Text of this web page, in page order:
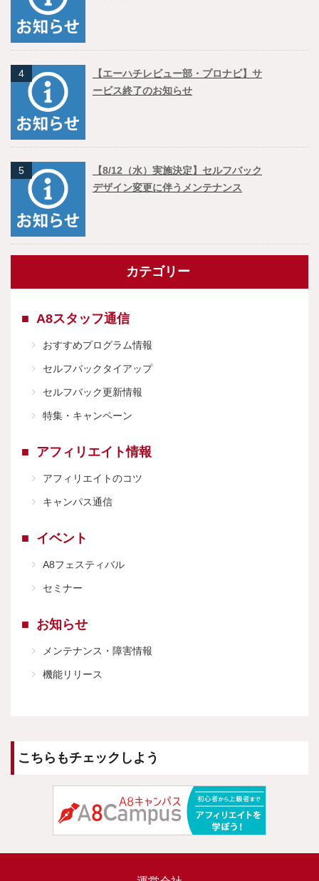
4
【エーハチレビュー部・プロナビ】サ
ービス終了のお知らせ
5
【8/12（水）実施決定】セルフバック
デザイン変更に伴うメンテナンス
カテゴリー
A8スタッフ通信
おすすめプログラム情報
セルフバックタイアップ
セルフバック更新情報
特集・キャンペーン
アフィリエイト情報
アフィリエイトのコツ
キャンパス通信
イベント
A8フェスティバル
セミナー
お知らせ
メンテナンス・障害情報
機能リリース
こちらもチェックしよう